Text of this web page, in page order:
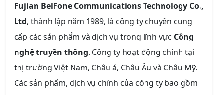
Fujian BelFone Communications Technology Co.,
Ltd, thành lập năm 1989, là công ty chuyên cung
cấp các sản phẩm và dịch vụ trong lĩnh vực Công
nghệ truyền thông. Công ty hoạt động chính tại
thị trường Việt Nam, Châu á, Châu Âu và Châu Mỹ.
Các sản phẩm, dịch vụ chính của công ty bao gồm